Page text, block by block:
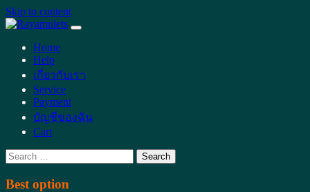
Skip to content
Main
Navigation
Home
Help
เกี่ยวกับเรา
Service
Payment
บัญชีของฉัน
Cart
Search
for:
Best option